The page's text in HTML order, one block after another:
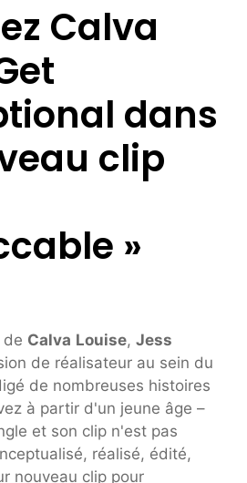
Calva
dans
clip
»
de Calva Louise, Jess
de réalisateur au sein du
de nombreuses histoires
à partir d'un jeune âge –
et son clip n'est pas
réalisé, édité,
nouveau clip pour